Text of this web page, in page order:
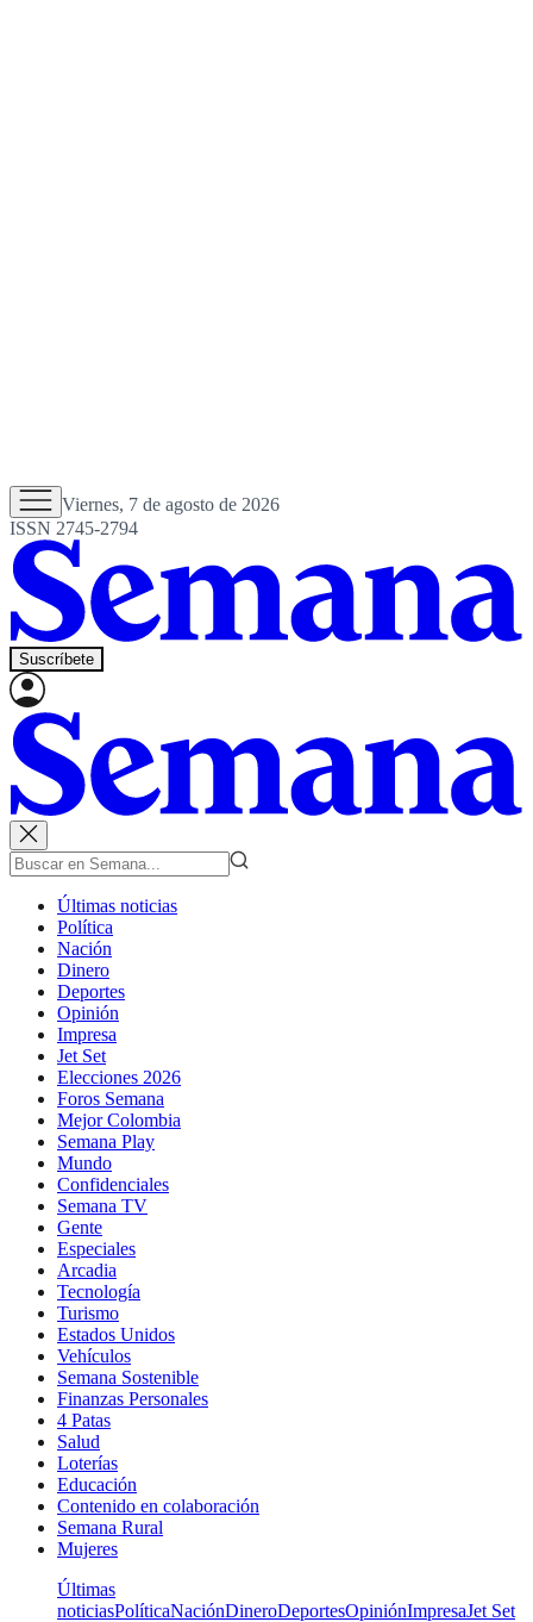
Viernes, 7 de agosto de 2026
ISSN 2745-2794
Suscríbete
Últimas noticias
Política
Nación
Dinero
Deportes
Opinión
Impresa
Jet Set
Elecciones 2026
Foros Semana
Mejor Colombia
Semana Play
Mundo
Confidenciales
Semana TV
Gente
Especiales
Arcadia
Tecnología
Turismo
Estados Unidos
Vehículos
Semana Sostenible
Finanzas Personales
4 Patas
Salud
Loterías
Educación
Contenido en colaboración
Semana Rural
Mujeres
Últimas
noticiasPolíticaNaciónDineroDeportesOpiniónImpresaJet Set